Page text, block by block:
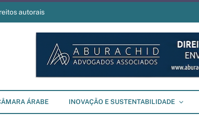
autorais
ÁRABE INOVAÇÃO E SUSTENTABILIDADE